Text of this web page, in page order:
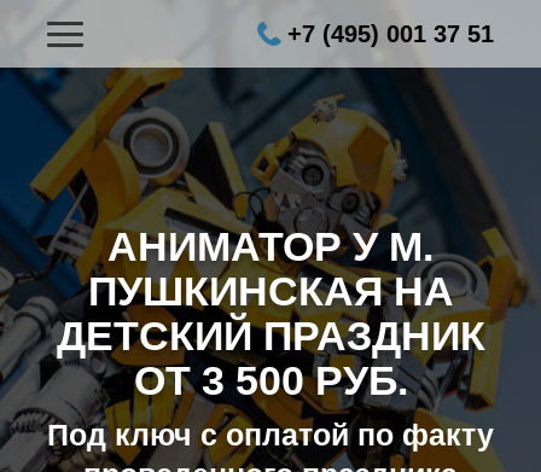
+7 (495) 001 37 51
АНИМАТОР У М.
ПУШКИНСКАЯ НА
ДЕТСКИЙ ПРАЗДНИК
ОТ 3 500 РУБ.
Под ключ с оплатой по факту